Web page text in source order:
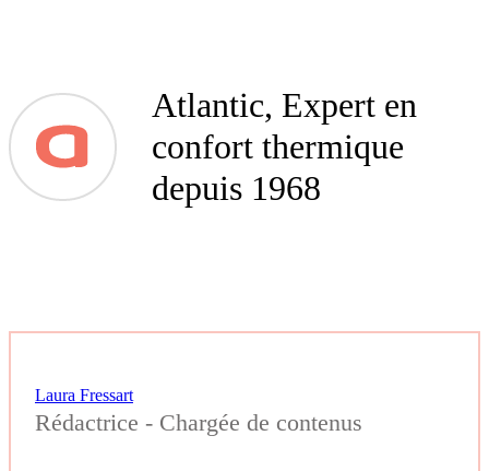
Atlantic, Expert en
confort thermique
depuis 1968
Laura Fressart
Rédactrice - Chargée de contenus